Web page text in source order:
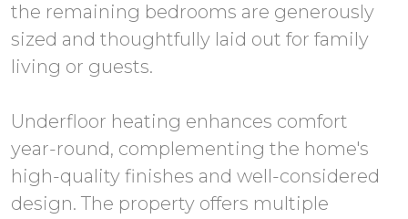
the remaining bedrooms are generously
sized and thoughtfully laid out for family
living or guests.
Underfloor heating enhances comfort
year-round, complementing the home's
high-quality finishes and well-considered
design. The property offers multiple